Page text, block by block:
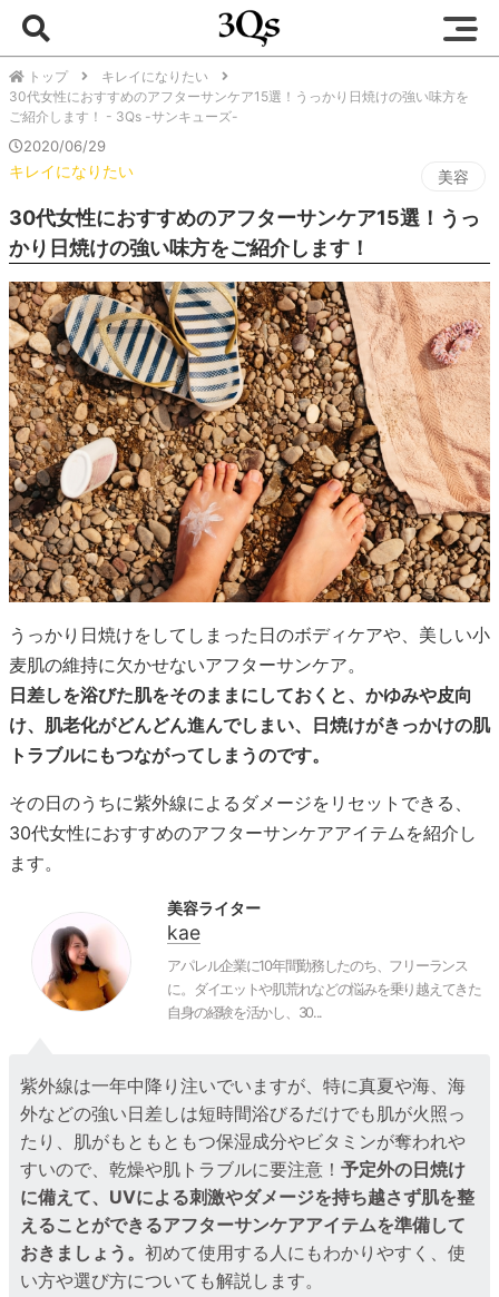
トップ
キレイになりたい
30代女性におすすめのアフターサンケア15選！うっかり日焼けの強い味方を
ご紹介します！ - 3Qs -サンキューズ-
2020/06/29
キレイになりたい 美容
30代女性におすすめのアフターサンケア15選！うっ
かり日焼けの強い味方をご紹介します！
うっかり日焼けをしてしまった日のボディケアや、美しい小
麦肌の維持に欠かせないアフターサンケア。
日差しを浴びた肌をそのままにしておくと、かゆみや皮向
け、肌老化がどんどん進んでしまい、日焼けがきっかけの肌
トラブルにもつながってしまうのです。
その日のうちに紫外線によるダメージをリセットできる、
30代女性におすすめのアフターサンケアアイテムを紹介し
ます。
美容ライター
kae
アパレル企業に10年間勤務したのち、フリーランス
に。ダイエットや肌荒れなどの悩みを乗り越えてきた
自身の経験を活かし、30...
紫外線は一年中降り注いでいますが、特に真夏や海、海
外などの強い日差しは短時間浴びるだけでも肌が火照っ
たり、肌がもともともつ保湿成分やビタミンが奪われや
すいので、乾燥や肌トラブルに要注意！予定外の日焼け
に備えて、UVによる刺激やダメージを持ち越さず肌を整
えることができるアフターサンケアアイテムを準備して
おきましょう。初めて使用する人にもわかりやすく、使
い方や選び方についても解説します。